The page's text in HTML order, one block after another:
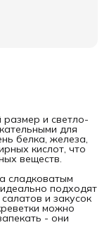
и светло-
для
белка, железа,
кислот, что
веществ.
сладковатым
подходят
и закусок
можно
- они